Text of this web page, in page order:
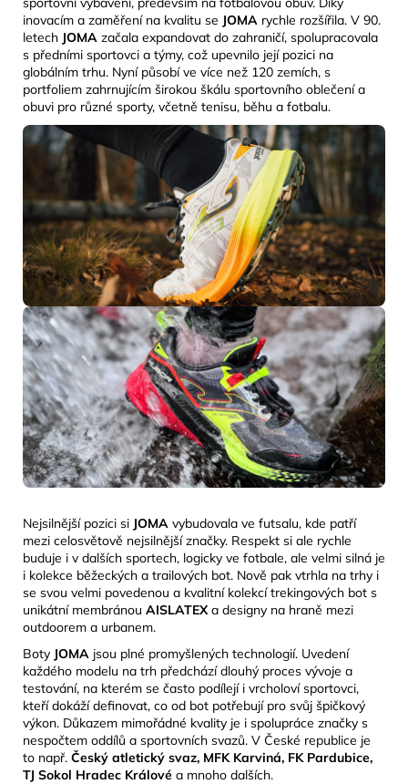
inovacím a zaměření na kvalitu se JOMA rychle rozšířila. V 90.
letech JOMA začala expandovat do zahraničí, spolupracovala
s předními sportovci a týmy, což upevnilo její pozici na
globálním trhu. Nyní působí ve více než 120 zemích, s
portfoliem zahrnujícím širokou škálu sportovního oblečení a
obuvi pro různé sporty, včetně tenisu, běhu a fotbalu.
Nejsilnější pozici si JOMA vybudovala ve futsalu, kde patří
mezi celosvětově nejsilnější značky. Respekt si ale rychle
buduje i v dalších sportech, logicky ve fotbale, ale velmi silná je
i kolekce běžeckých a trailových bot. Nově pak vtrhla na trhy i
se svou velmi povedenou a kvalitní kolekcí trekingových bot s
unikátní membránou AISLATEX a designy na hraně mezi
outdoorem a urbanem.
Boty JOMA jsou plné promyšlených technologií. Uvedení
každého modelu na trh předchází dlouhý proces vývoje a
testování, na kterém se často podílejí i vrcholoví sportovci,
kteří dokáží definovat, co od bot potřebují pro svůj špičkový
výkon. Důkazem mimořádné kvality je i spolupráce značky s
nespočtem oddílů a sportovních svazů. V České republice je
to např. Český atletický svaz, MFK Karviná, FK Pardubice,
TJ Sokol Hradec Králové a mnoho dalších.